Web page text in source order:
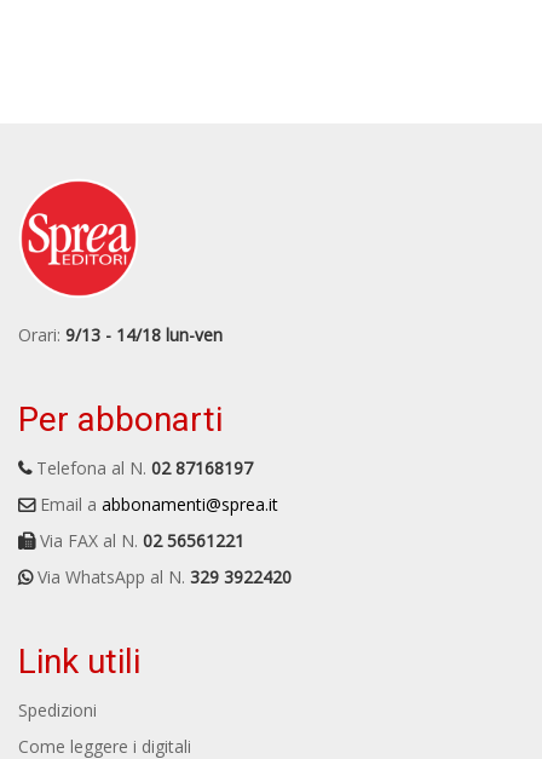
Orari: 9/13 - 14/18 lun-ven
Per abbonarti
Telefona al N. 02 87168197
Email a abbonamenti@sprea.it
Via FAX al N. 02 56561221
Via WhatsApp al N. 329 3922420
Link utili
Spedizioni
Come leggere i digitali